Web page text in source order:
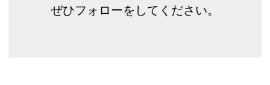
ぜひフォローをしてください。